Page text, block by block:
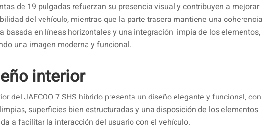
de 19 pulgadas refuerzan su presencia visual y contribuyen a mejorar
del vehículo, mientras que la parte trasera mantiene una coherencia
basada en líneas horizontales y una integración limpia de los elementos,
una imagen moderna y funcional.
interior
del JAECOO 7 SHS híbrido presenta un diseño elegante y funcional, con
superficies bien estructuradas y una disposición de los elementos
a facilitar la interacción del usuario con el vehículo.